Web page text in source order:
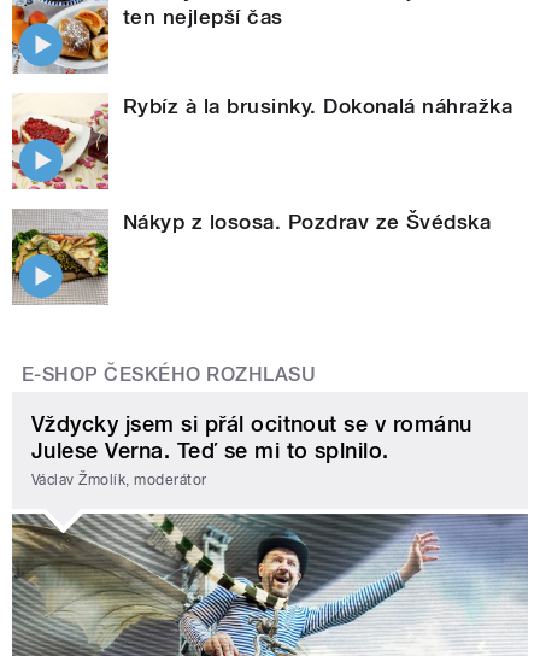
ten nejlepší čas
Rybíz à la brusinky. Dokonalá náhražka
Nákyp z lososa. Pozdrav ze Švédska
E-SHOP ČESKÉHO ROZHLASU
Vždycky jsem si přál ocitnout se v románu
Julese Verna. Teď se mi to splnilo.
Václav Žmolík, moderátor